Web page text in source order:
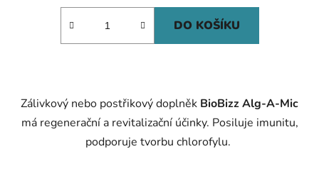
DO KOŠÍKU
Zálivkový nebo postřikový doplněk BioBizz Alg-A-Mic
má regenerační a revitalizační účinky. Posiluje imunitu,
podporuje tvorbu chlorofylu.